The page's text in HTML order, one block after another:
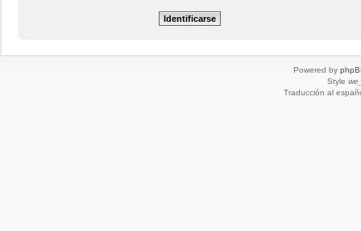
Powered by
Style
Traducción al